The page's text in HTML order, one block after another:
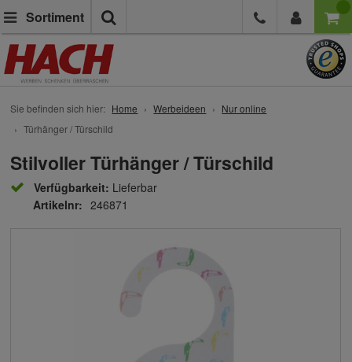
Sortiment
Sie befinden sich hier: Home Werbeideen
Nur online
Türhänger / Türschild
Stilvoller Türhänger / Türschild
Verfügbarkeit: Lieferbar
Artikelnr: 246871